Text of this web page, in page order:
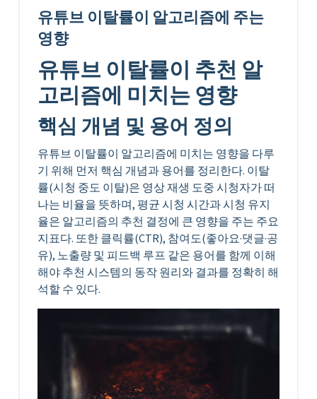
유튜브 이탈률이 알고리즘에 주는
영향
유튜브 이탈률이 추천 알
고리즘에 미치는 영향
핵심 개념 및 용어 정의
유튜브 이탈률이 알고리즘에 미치는 영향을 다루
기 위해 먼저 핵심 개념과 용어를 정리한다. 이탈
률(시청 중도 이탈)은 영상 재생 도중 시청자가 떠
나는 비율을 뜻하며, 평균 시청 시간과 시청 유지
율은 알고리즘의 추천 결정에 큰 영향을 주는 주요
지표다. 또한 클릭률(CTR), 참여도(좋아요·댓글·공
유), 노출량 및 피드백 루프 같은 용어를 함께 이해
해야 추천 시스템의 동작 원리와 결과를 정확히 해
석할 수 있다.